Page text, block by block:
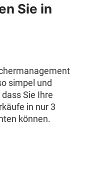
Sie in
simpel und
Sie Ihre
in nur 3
können.